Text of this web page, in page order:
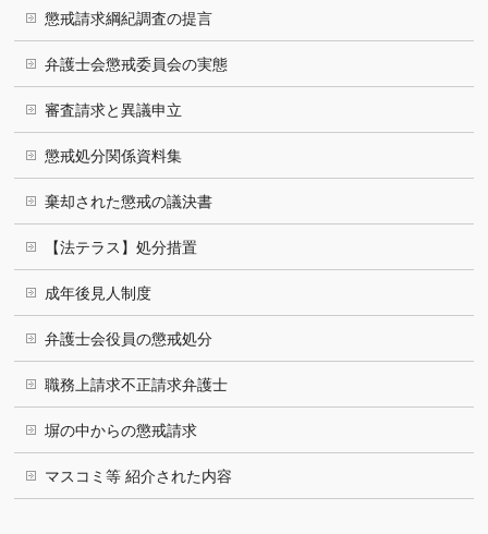
懲戒請求綱紀調査の提言
弁護士会懲戒委員会の実態
審査請求と異議申立
懲戒処分関係資料集
棄却された懲戒の議決書
【法テラス】処分措置
成年後見人制度
弁護士会役員の懲戒処分
職務上請求不正請求弁護士
塀の中からの懲戒請求
マスコミ等 紹介された内容